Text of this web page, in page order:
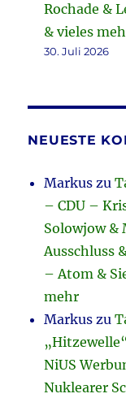
Rochade &
& vieles
30. Juli 2026
NEUESTE
Markus zu
– CDU –
Solowjow
Ausschluss
– Atom &
mehr
Markus zu
NiUS
Nuklearer